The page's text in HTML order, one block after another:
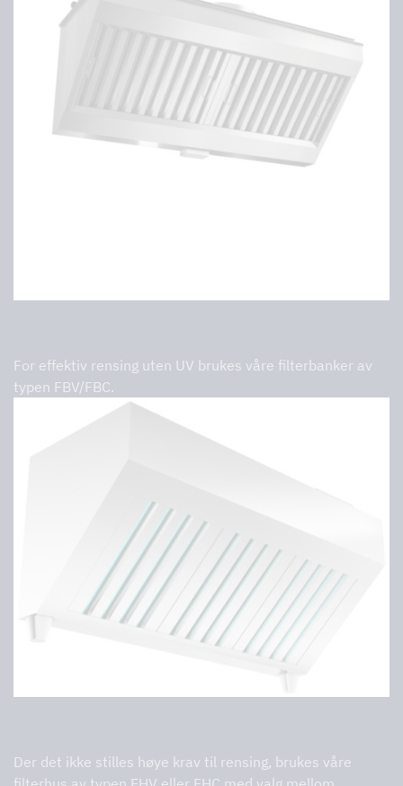
For effektiv rensing uten UV brukes våre filterbanker av
typen FBV/FBC.
Der det ikke stilles høye krav til rensing, brukes våre